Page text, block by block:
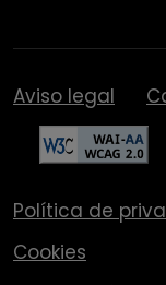
Aviso legal
Política de
Cookies